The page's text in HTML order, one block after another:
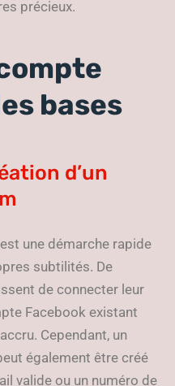
précieux.
bases
d’un
une démarche rapide
subtilités. De
de connecter leur
Facebook existant
Cependant, un
également être créé
valide ou un numéro de